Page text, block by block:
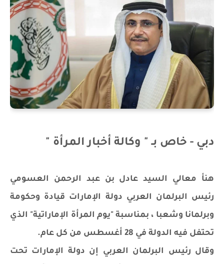
دبي - خاص بـ " وكالة أخبار المرأة "
هنأ معالي السيد عادل بن عبد الرحمن العسومي
رئيس البرلمان العربي دولة الإمارات قيادة وحكومة
وبرلمانا وشعبا ، بمناسبة "يوم المرأة الإماراتية" الذي
تحتفل فيه الدولة في 28 أغسطس من كل عام.
وقال رئيس البرلمان العربي إن دولة الإمارات تحت